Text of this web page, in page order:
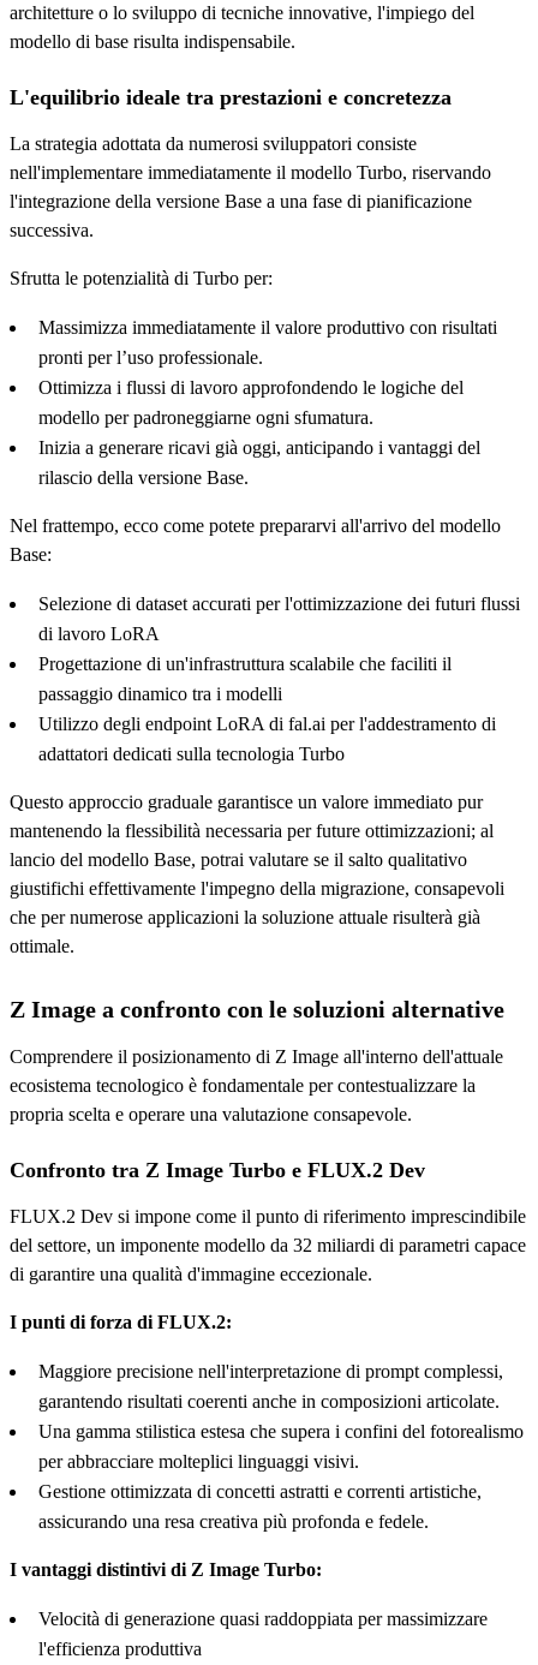
architetture o lo sviluppo di tecniche innovative, l'impiego del
modello di base risulta indispensabile.
L'equilibrio ideale tra prestazioni e concretezza
La strategia adottata da numerosi sviluppatori consiste
nell'implementare immediatamente il modello Turbo, riservando
l'integrazione della versione Base a una fase di pianificazione
successiva.
Sfrutta le potenzialità di Turbo per:
Massimizza immediatamente il valore produttivo con risultati
pronti per l’uso professionale.
Ottimizza i flussi di lavoro approfondendo le logiche del
modello per padroneggiarne ogni sfumatura.
Inizia a generare ricavi già oggi, anticipando i vantaggi del
rilascio della versione Base.
Nel frattempo, ecco come potete prepararvi all'arrivo del modello
Base:
Selezione di dataset accurati per l'ottimizzazione dei futuri flussi
di lavoro LoRA
Progettazione di un'infrastruttura scalabile che faciliti il
passaggio dinamico tra i modelli
Utilizzo degli endpoint LoRA di fal.ai per l'addestramento di
adattatori dedicati sulla tecnologia Turbo
Questo approccio graduale garantisce un valore immediato pur
mantenendo la flessibilità necessaria per future ottimizzazioni; al
lancio del modello Base, potrai valutare se il salto qualitativo
giustifichi effettivamente l'impegno della migrazione, consapevoli
che per numerose applicazioni la soluzione attuale risulterà già
ottimale.
Z Image a confronto con le soluzioni alternative
Comprendere il posizionamento di Z Image all'interno dell'attuale
ecosistema tecnologico è fondamentale per contestualizzare la
propria scelta e operare una valutazione consapevole.
Confronto tra Z Image Turbo e FLUX.2 Dev
FLUX.2 Dev si impone come il punto di riferimento imprescindibile
del settore, un imponente modello da 32 miliardi di parametri capace
di garantire una qualità d'immagine eccezionale.
I punti di forza di FLUX.2:
Maggiore precisione nell'interpretazione di prompt complessi,
garantendo risultati coerenti anche in composizioni articolate.
Una gamma stilistica estesa che supera i confini del fotorealismo
per abbracciare molteplici linguaggi visivi.
Gestione ottimizzata di concetti astratti e correnti artistiche,
assicurando una resa creativa più profonda e fedele.
I vantaggi distintivi di Z Image Turbo:
Velocità di generazione quasi raddoppiata per massimizzare
l'efficienza produttiva